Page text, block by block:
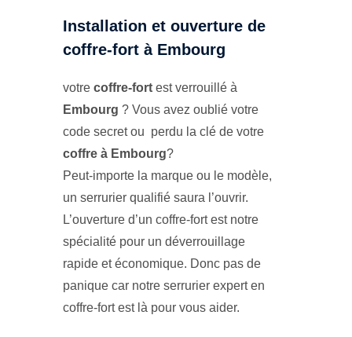
Installation et ouverture de
coffre-fort à Embourg
votre coffre-fort est verrouillé à
Embourg ? Vous avez oublié votre
code secret ou perdu la clé de votre
coffre à Embourg?
Peut-importe la marque ou le modèle,
un serrurier qualifié saura l’ouvrir.
L’ouverture d’un coffre-fort est notre
spécialité pour un déverrouillage
rapide et économique. Donc pas de
panique car notre serrurier expert en
coffre-fort est là pour vous aider.